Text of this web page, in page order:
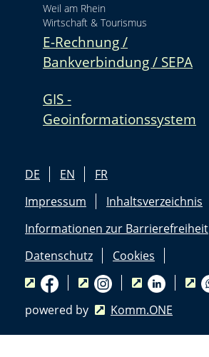
Weil am Rhein
Wirtschaft & Tourismus
E-Rechnung /
Bankverbindung / SEPA
GIS -
Geoinformationssystem
DE EN
FR
Impressum
Inhaltsverzeichnis
Informationen zur Barrierefreiheit
Datenschutz
Cookies
powered by Komm.ONE